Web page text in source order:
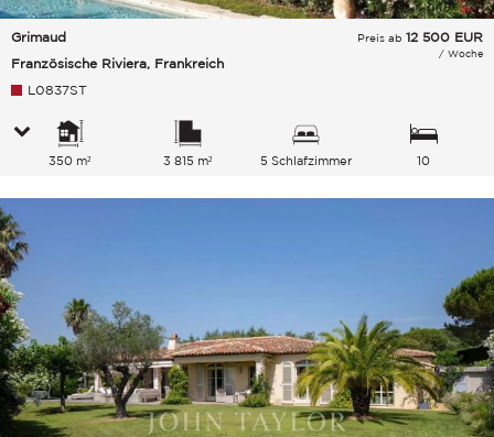
Grimaud
Französische Riviera, Frankreich
Preis ab 12 500 EUR
/ Woche
L0837ST
350 m² 3 815 m² 5 Schlafzimmer
10